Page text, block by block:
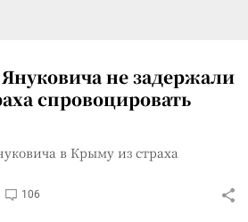
не задержали
спровоцировать
в Крыму из страха
106